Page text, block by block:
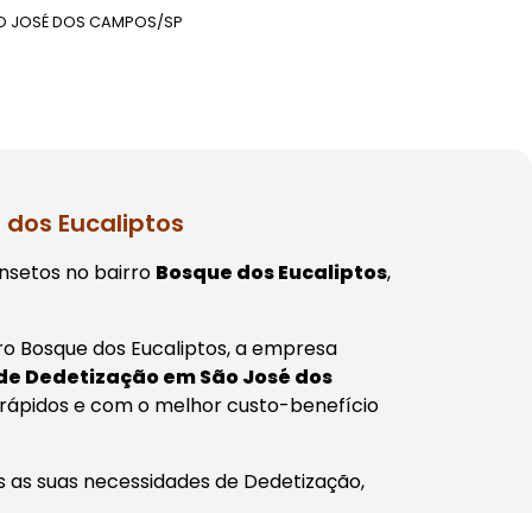
JOSÉ DOS CAMPOS/SP
Eucaliptos
no bairro Bosque dos Eucaliptos,
Bosque dos Eucaliptos, a empresa
Dedetização em São José dos
e com o melhor custo-benefício
suas necessidades de Dedetização,